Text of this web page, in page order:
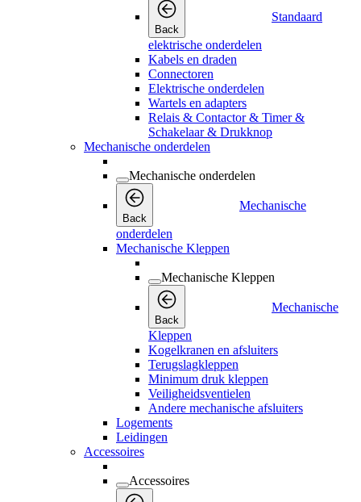
Back
Standaard
elektrische onderdelen
Kabels en draden
Connectoren
Elektrische onderdelen
Wartels en adapters
Relais & Contactor & Timer &
Schakelaar & Drukknop
Mechanische onderdelen
Mechanische onderdelen
Back
Mechanische
onderdelen
Mechanische Kleppen
Mechanische Kleppen
Back
Mechanische
Kleppen
Kogelkranen en afsluiters
Terugslagkleppen
Minimum druk kleppen
Veiligheidsventielen
Andere mechanische afsluiters
Logements
Leidingen
Accessoires
Accessoires